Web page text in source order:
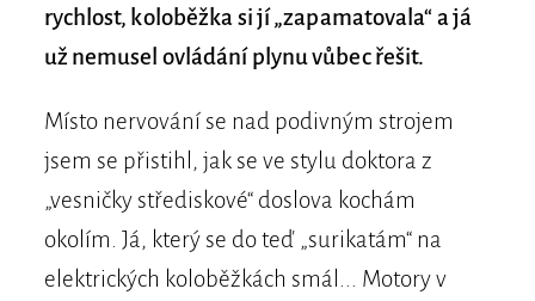
rychlost, koloběžka si jí „zapamatovala“ a já
už nemusel ovládání plynu vůbec řešit.
Místo nervování se nad podivným strojem
jsem se přistihl, jak se ve stylu doktora z
„vesničky střediskové“ doslova kochám
okolím. Já, který se do teď „surikatám“ na
elektrických koloběžkách smál... Motory v